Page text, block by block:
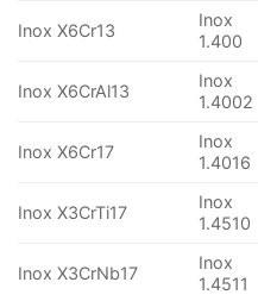
Inox X6Cr13
Inox
1.400
Inox X6CrAl13
Inox
1.4002
Inox X6Cr17
Inox
1.4016
Inox X3CrTi17
Inox
1.4510
Inox X3CrNb17
Inox
1.4511